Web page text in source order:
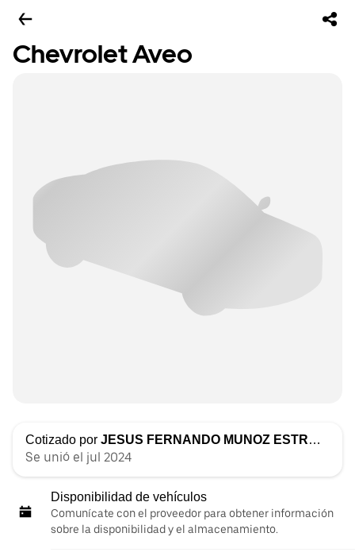
Chevrolet Aveo
Cotizado por JESUS FERNANDO MUNOZ ESTRADA
Se unió el jul 2024
Disponibilidad de vehículos
Comunícate con el proveedor para obtener información
sobre la disponibilidad y el almacenamiento.